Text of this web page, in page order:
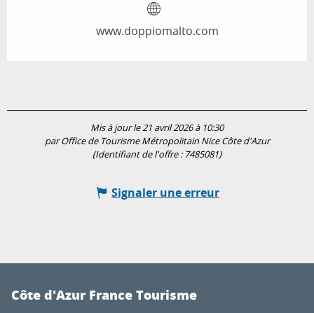
www.doppiomalto.com
Mis à jour le 21 avril 2026 à 10:30
par Office de Tourisme Métropolitain Nice Côte d'Azur
(Identifiant de l'offre : 7485081)
Signaler une erreur
Côte d'Azur France Tourisme